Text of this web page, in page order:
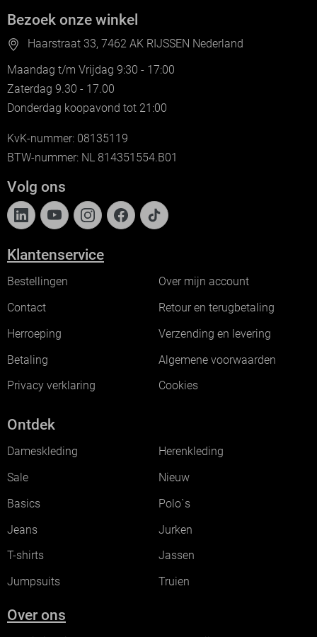
Bezoek onze winkel
Haarstraat 33, 7462 AK RIJSSEN Nederland
Maandag t/m Vrijdag 9:30 - 17:00
Zaterdag 9.30 - 17.00
Donderdag koopavond tot 21:00
KvK-nummer: 08135119
BTW-nummer: NL 814351554.B01
Volg ons
Klantenservice
Bestellingen
Over mijn account
Contact
Retour en terugbetaling
Herroeping
Verzending en levering
Betaling
Algemene voorwaarden
Privacy verklaring
Cookies
Ontdek
Dameskleding
Herenkleding
Sale
Nieuw
Basics
Polo`s
Jeans
Jurken
T-shirts
Jassen
Jumpsuits
Truien
Over ons